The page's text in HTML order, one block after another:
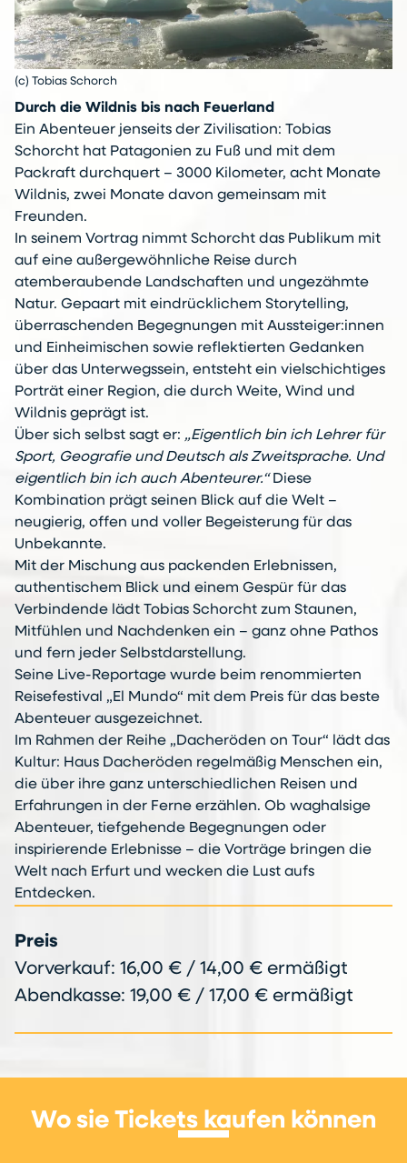
(c) Tobias Schorch
Durch die Wildnis bis nach Feuerland
Ein Abenteuer jenseits der Zivilisation: Tobias
Schorcht hat Patagonien zu Fuß und mit dem
Packraft durchquert – 3000 Kilometer, acht Monate
Wildnis, zwei Monate davon gemeinsam mit
Freunden.
In seinem Vortrag nimmt Schorcht das Publikum mit
auf eine außergewöhnliche Reise durch
atemberaubende Landschaften und ungezähmte
Natur. Gepaart mit eindrücklichem Storytelling,
überraschenden Begegnungen mit Aussteiger:innen
und Einheimischen sowie reflektierten Gedanken
über das Unterwegssein, entsteht ein vielschichtiges
Porträt einer Region, die durch Weite, Wind und
Wildnis geprägt ist.
Über sich selbst sagt er: „Eigentlich bin ich Lehrer für
Sport, Geografie und Deutsch als Zweitsprache. Und
eigentlich bin ich auch Abenteurer.“ Diese
Kombination prägt seinen Blick auf die Welt –
neugierig, offen und voller Begeisterung für das
Unbekannte.
Mit der Mischung aus packenden Erlebnissen,
authentischem Blick und einem Gespür für das
Verbindende lädt Tobias Schorcht zum Staunen,
Mitfühlen und Nachdenken ein – ganz ohne Pathos
und fern jeder Selbstdarstellung.
Seine Live-Reportage wurde beim renommierten
Reisefestival „El Mundo“ mit dem Preis für das beste
Abenteuer ausgezeichnet.
Im Rahmen der Reihe „Dacheröden on Tour“ lädt das
Kultur: Haus Dacheröden regelmäßig Menschen ein,
die über ihre ganz unterschiedlichen Reisen und
Erfahrungen in der Ferne erzählen. Ob waghalsige
Abenteuer, tiefgehende Begegnungen oder
inspirierende Erlebnisse – die Vorträge bringen die
Welt nach Erfurt und wecken die Lust aufs
Entdecken.
Preis
Vorverkauf: 16,00 € / 14,00 € ermäßigt
Abendkasse: 19,00 € / 17,00 € ermäßigt
Wo sie Tickets kaufen können